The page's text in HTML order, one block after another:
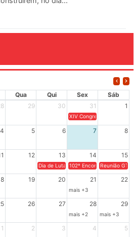
Qua Qui Sex
Sáb
29 30 31 1
XIV Congresso Brasileiro
4 5 6 7 8
12 13 14 15
Dia de Luta em Defesa de Cuba e da
102º Encontro da
Reunião
19 20 21 22
mais +3
26 27 28 29
mais +2 mais +3
1 2 3 4 5